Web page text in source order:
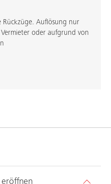
Rückzüge. Auflösung nur
oder aufgrund von